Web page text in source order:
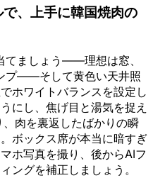
、上手に韓国焼肉の
てましょう——理想は窓、
プ——そして黄色い天井照
ホワイトバランスを設定し
にし、焦げ目と湯気を捉え
肉を裏返したばかりの瞬
ボックス席が本当に暗すぎ
ホ写真を撮り、後からAIフ
ングを補正しましょう。